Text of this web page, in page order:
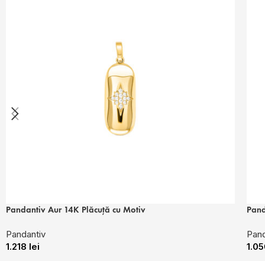
Pandantiv Aur 14K Plăcuță cu Motiv
Pandantiv
1.218 lei